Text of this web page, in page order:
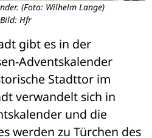
(Foto: Wilhelm Lange)
Bild: Hfr
gibt es in der
Adventskalender
Stadttor im
verwandelt sich in
und die
werden zu Türchen des